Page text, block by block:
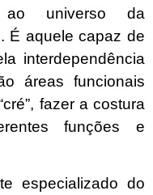
ao universo da
É aquele capaz de
interdependência
áreas funcionais
fazer a costura
funções e
especializado do